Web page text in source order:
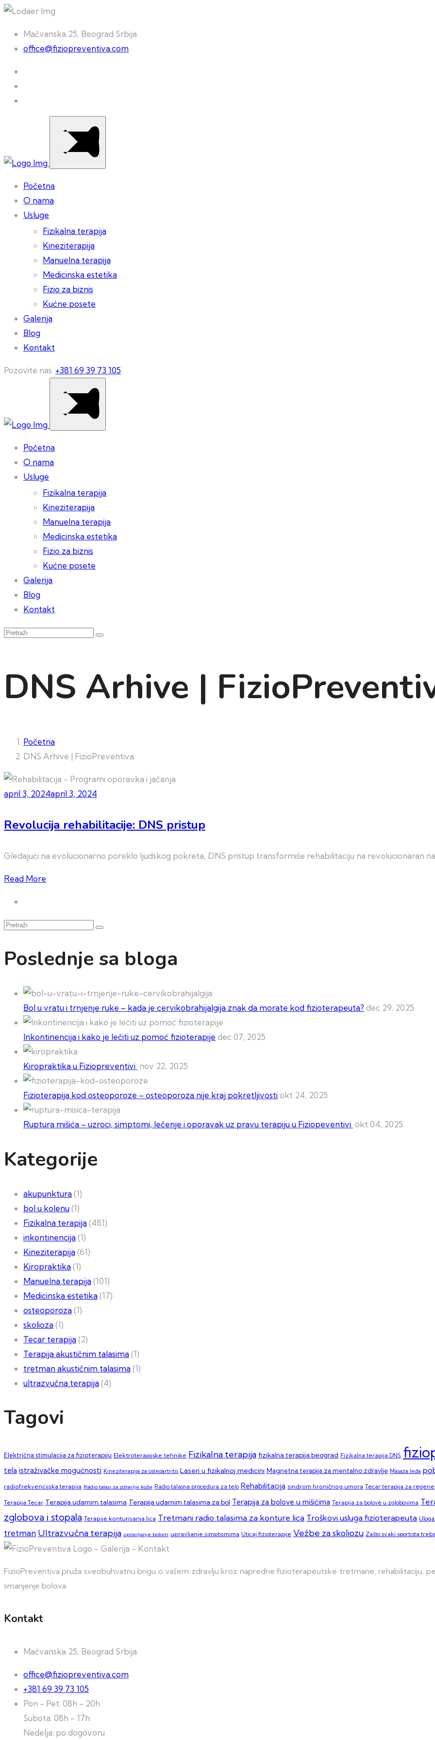
Mačvanska 25, Beograd Srbija
office@fiziopreventiva.com
Početna
O nama
Usluge
Fizikalna terapija
Kineziterapija
Manuelna terapija
Medicinska estetika
Fizio za biznis
Kućne posete
Galerija
Blog
Kontakt
Pozovite nas: +381 69 39 73 105
Početna
O nama
Usluge
Fizikalna terapija
Kineziterapija
Manuelna terapija
Medicinska estetika
Fizio za biznis
Kućne posete
Galerija
Blog
Kontakt
DNS Arhive |
Početna
DNS Arhive | FizioPreventiva
april 3, 2024april 3, 2024
Revolucija rehabilitacije: DNS pristup
Gledajući na evolucionarno poreklo ljudskog pokreta, DNS pristup transformiše rehabilitaciju na revolucionaran
Read More
Pretraži
Poslednje sa bloga
Bol u vratu i trnjenje ruke – kada je cervikobrahijalgija znak da morate kod fizioterapeuta? dec 29, 2025
Inkontinencija i kako je lečiti uz pomoć fizioterapije dec 07, 2025
Kiropraktika u Fiziopreventivi nov 22, 2025
Fizioterapija kod osteoporoze – osteoporoza nije kraj pokretljivostiokt 24, 2025
Ruptura mišića – uzroci, simptomi, lečenje i oporavak uz pravu terapiju u Fiziopeventivi okt 04, 2025
Kategorije
akupunktura(1)
bol u kolenu(1)
Fizikalna terapija(481)
inkontinencija(1)
Kineziterapija(61)
Kiropraktika(1)
Manuelna terapija(101)
Medicinska estetika(17)
osteoporoza(1)
skolioza(1)
Tecar terapija(2)
Terapija akustičnim talasima(1)
tretman akustičnim talasima(1)
ultrazvučna terapija(4)
Tagovi
Električna stimulacija za fizioterapiju Elektroterapijske tehnike Fizikalna terapija fizikalna terapija beograd Fizikalna terapija DNS
tela istraživačke mogućnosti Kineziterapija za osteoartritis Laseri u fizikalnoj medicini Magnetna terapija za mentalno zdravlje Masaža leđa
radiofrekvencijska terapija Radio talasi za zdravlje kože Radio talasna procedura za telo Rehabilitacija sindrom hroničnog umora Tecar terapija za
Terapija Tecar Terapija udarnim talasima Terapija udarnim talasima za bol Terapija za bolove u mišićima Terapija za bolove u zglobovima
zglobova i stopala Terapije konturisanja lica Tretmani radio talasima za konture lica Troškovi usluga fizioterapeuta
tretman Ultrazvučna terapija upravljanje bolom upravljanje simptomima Uticaj fizioterapije Vežbe za skoliozu Zašto svaki sportista
FizioPreventiva pruža sveobuhvatnu brigu o vašem zdravlju kroz napredne fizioterapeutske tretmane, rehabilitaciju,
smanjenje bolova.
Kontakt
Mačvanska 25, Beograd Srbija
office@fiziopreventiva.com
+381 69 39 73 105
Pon - Pet: 08h - 20h
Subota: 08h - 17h
Nedelja: po dogovoru